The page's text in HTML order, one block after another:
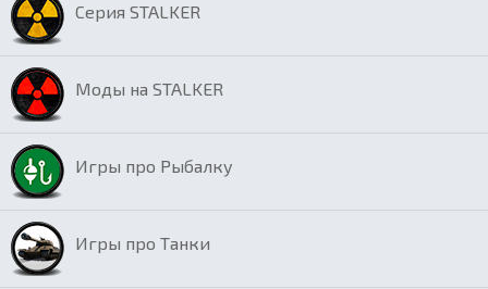
Серия STALKER
Моды на STALKER
Игры про Рыбалку
Игры про Танки